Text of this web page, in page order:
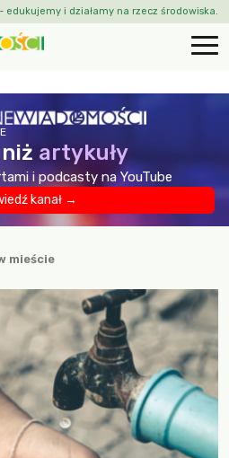
edukujemy i działamy na rzecz środowiska.
artykuły
i podcasty na YouTube
kanał →
mieście